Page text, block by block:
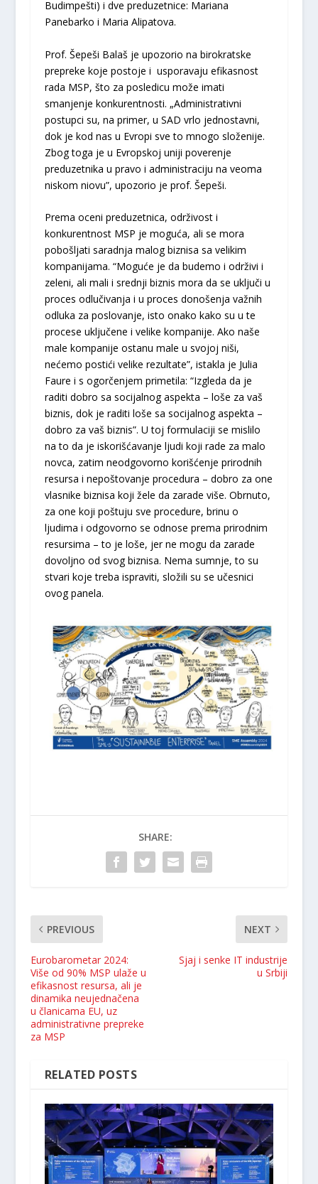
Budimpešti) i dve preduzetnice: Mariana
Panebarko i Maria Alipatova.
Prof. Šepeši Balaš je upozorio na birokratske
prepreke koje postoje i usporavaju efikasnost
rada MSP, što za posledicu može imati
smanjenje konkurentnosti. „Administrativni
postupci su, na primer, u SAD vrlo jednostavni,
dok je kod nas u Evropi sve to mnogo složenije.
Zbog toga je u Evropskoj uniji poverenje
preduzetnika u pravo i administraciju na veoma
niskom niovu”, upozorio je prof. Šepeši.
Prema oceni preduzetnica, održivost i
konkurentnost MSP je moguća, ali se mora
pobošljati saradnja malog biznisa sa velikim
kompanijama. “Moguće je da budemo i održivi i
zeleni, ali mali i srednji biznis mora da se uključi u
proces odlučivanja i u proces donošenja važnih
odluka za poslovanje, isto onako kako su u te
procese uključene i velike kompanije. Ako naše
male kompanije ostanu male u svojoj niši,
nećemo postići velike rezultate”, istakla je Julia
Faure i s ogorčenjem primetila: “Izgleda da je
raditi dobro sa socijalnog aspekta – loše za vaš
biznis, dok je raditi loše sa socijalnog aspekta –
dobro za vaš biznis”. U toj formulaciji se mislilo
na to da je iskorišćavanje ljudi koji rade za malo
novca, zatim neodgovorno korišćenje prirodnih
resursa i nepoštovanje procedura – dobro za one
vlasnike biznisa koji žele da zarade više. Obrnuto,
za one koji poštuju sve procedure, brinu o
ljudima i odgovorno se odnose prema prirodnim
resursima – to je loše, jer ne mogu da zarade
dovoljno od svog biznisa. Nema sumnje, to su
stvari koje treba ispraviti, složili su se učesnici
ovog panela.
SHARE:
PREVIOUS
Eurobarometar 2024:
Više od 90% MSP ulaže u
efikasnost resursa, ali je
dinamika neujednačena
u članicama EU, uz
administrativne prepreke
za MSP
NEXT
Sjaj i senke IT industrije
u Srbiji
RELATED POSTS